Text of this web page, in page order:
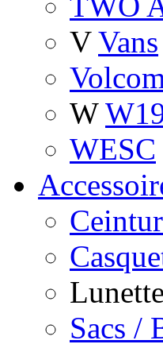
V Vans
Volcom
W
WESC
Sacs /